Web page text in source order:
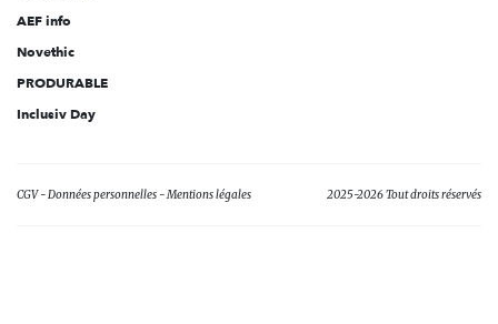
AEF info
Novethic
PRODURABLE
Inclusiv Day
CGV Données personnelles Mentions légales 2025-2026 Tout droits réservés